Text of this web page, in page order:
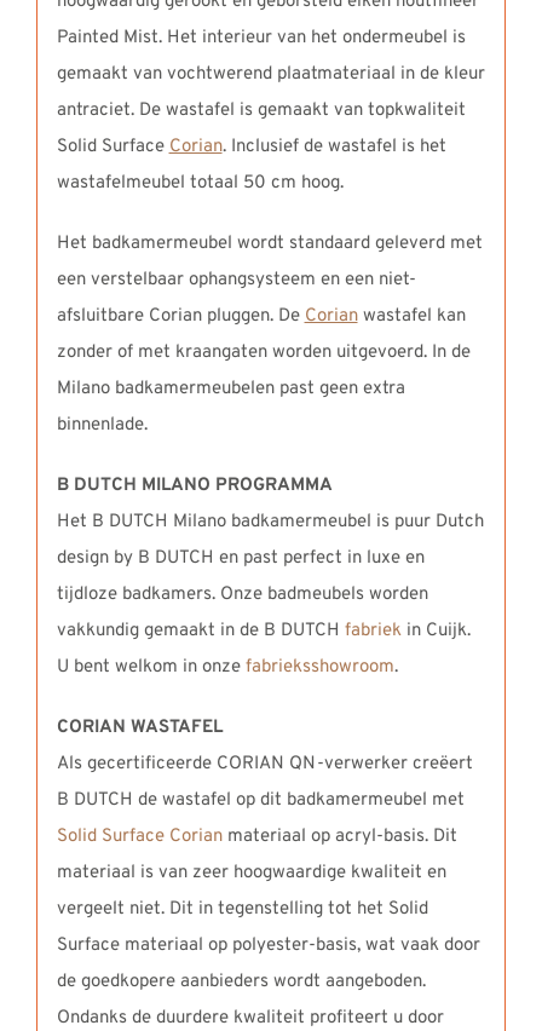
Painted Mist. Het interieur van het ondermeubel is
gemaakt van vochtwerend plaatmateriaal in de kleur
antraciet. De wastafel is gemaakt van topkwaliteit
Solid Surface Corian. Inclusief de wastafel is het
wastafelmeubel totaal 50 cm hoog.
Het badkamermeubel wordt standaard geleverd met
een verstelbaar ophangsysteem en een niet-
afsluitbare Corian pluggen. De Corianwastafel kan
zonder of met kraangaten worden uitgevoerd. In de
Milano badkamermeubelen past geen extra
binnenlade.
B DUTCH MILANO PROGRAMMA
Het B DUTCH Milano badkamermeubel is puur Dutch
design by B DUTCH en past perfect in luxe en
tijdloze badkamers. Onze badmeubels worden
vakkundig gemaakt in de B DUTCH fabriekin Cuijk.
U bent welkom in onze fabrieksshowroom.
CORIAN WASTAFEL
Als gecertificeerde CORIAN QN-verwerker creëert
B DUTCH de wastafel op dit badkamermeubel met
Solid Surface Corianmateriaal op acryl-basis. Dit
materiaal is van zeer hoogwaardige kwaliteit en
vergeelt niet. Dit in tegenstelling tot het Solid
Surface materiaal op polyester-basis, wat vaak door
de goedkopere aanbieders wordt aangeboden.
Ondanks de duurdere kwaliteit profiteert u door